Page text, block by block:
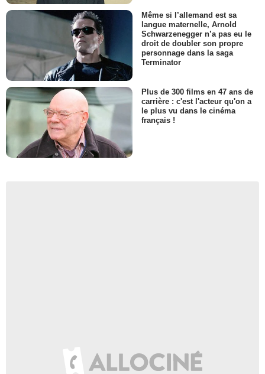
Même si l’allemand est sa
langue maternelle, Arnold
Schwarzenegger n’a pas eu le
droit de doubler son propre
personnage dans la saga
Terminator
Plus de 300 films en 47 ans de
carrière : c'est l'acteur qu'on a
le plus vu dans le cinéma
français !